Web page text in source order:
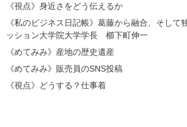
《視点》身近さをどう伝えるか
《私のビジネス日記帳》葛藤から融合、そし
ッション大学院大学学長 櫛下町伸一
《めてみみ》産地の歴史遺産
《めてみみ》販売員のSNS投稿
《視点》どうする？仕事着